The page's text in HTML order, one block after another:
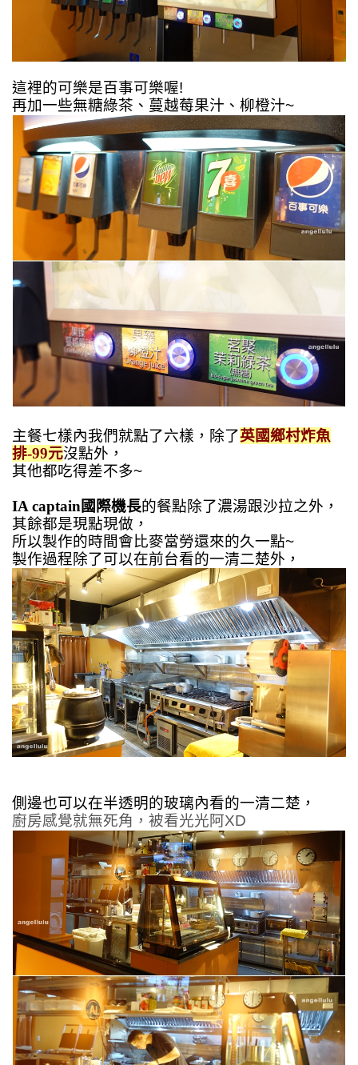
這裡的可樂是百事可樂喔!
再加一些無糖綠茶、蔓越莓果汁、柳橙汁~
主餐七樣內我們就點了六樣，除了英國鄉村炸魚
排-99元沒點外，
其他都吃得差不多~
IA captain國際機長的餐點除了濃湯跟沙拉之外，
其餘都是現點現做，
所以製作的時間會比麥當勞還來的久一點~
製作過程 除了可以在前台看的一清二楚外，
側邊也可以在半透明的玻璃內看的一清二楚，
廚房感覺就無死角，被看光光阿XD